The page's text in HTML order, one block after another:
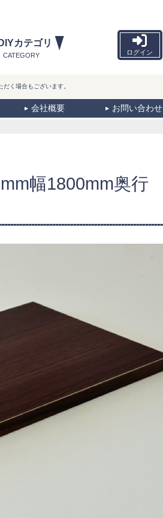
カテゴリ
CATEGORY ログイン
く場合もございます。
会社概要 お問い合わせ
幅1800mm奥行